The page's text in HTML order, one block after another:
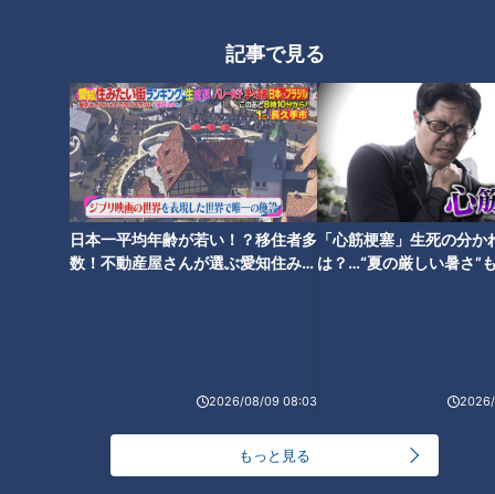
記事で見る
日本一平均年齢が若い！？移住者多
数！不動産屋さんが選ぶ愛知住みた
2026/08/09 08:03
「心筋梗塞」生死の分か
は？…“夏の厳しい暑さ”
もっと見る
ランキング
RANKING
24時間 週間 月間